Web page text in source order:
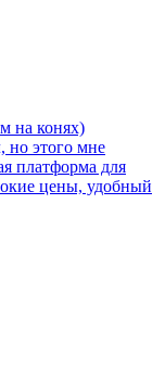
на конях)
но этого мне
платформа для
цены, удобный